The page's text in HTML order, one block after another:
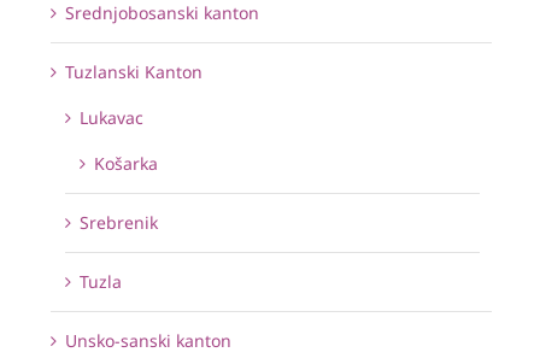
Srednjobosanski kanton
Tuzlanski Kanton
Lukavac
Košarka
Srebrenik
Tuzla
Unsko-sanski kanton